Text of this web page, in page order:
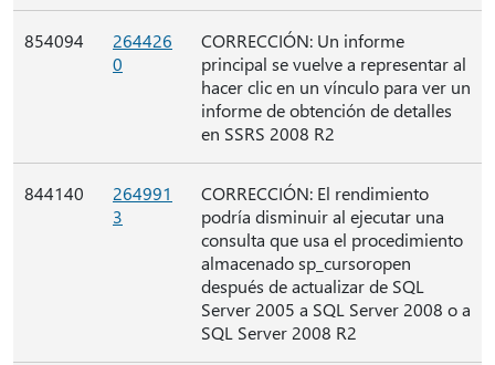
854094
264426
0
CORRECCIÓN: Un informe
principal se vuelve a representar al
hacer clic en un vínculo para ver un
informe de obtención de detalles
en SSRS 2008 R2
844140
264991
3
CORRECCIÓN: El rendimiento
podría disminuir al ejecutar una
consulta que usa el procedimiento
almacenado sp_cursoropen
después de actualizar de SQL
Server 2005 a SQL Server 2008 o a
SQL Server 2008 R2